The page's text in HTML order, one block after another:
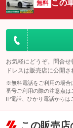
無料 この
お気軽にどうぞ。問合
ドレスは販売店に公開さ
※無料電話をご利用の場合
番号ご利用の際の注意点は
IP電話、ひかり電話からは
この販売